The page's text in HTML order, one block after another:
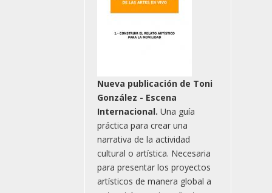
Nueva publicación de Toni
González - Escena
Internacional. Una guía
práctica para crear una
narrativa de la actividad
cultural o artística. Necesaria
para presentar los proyectos
artísticos de manera global a